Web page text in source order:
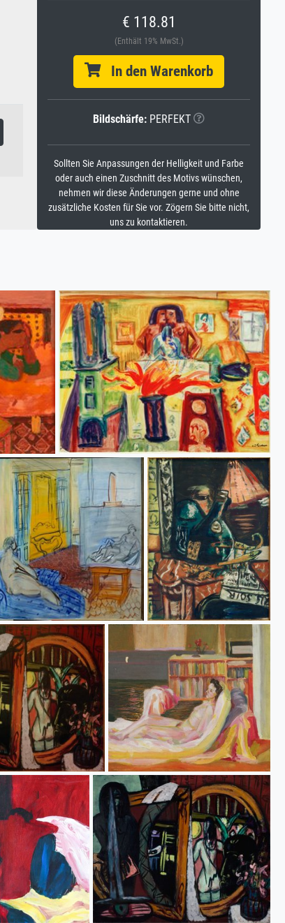
€ 118.81
(Enthält 19% MwSt.)
In den Warenkorb
Bildschärfe: PERFEKT
Sollten Sie Anpassungen der Helligkeit und Farbe
oder auch einen Zuschnitt des Motivs wünschen,
nehmen wir diese Änderungen gerne und ohne
zusätzliche Kosten für Sie vor. Zögern Sie bitte nicht,
uns zu kontaktieren.